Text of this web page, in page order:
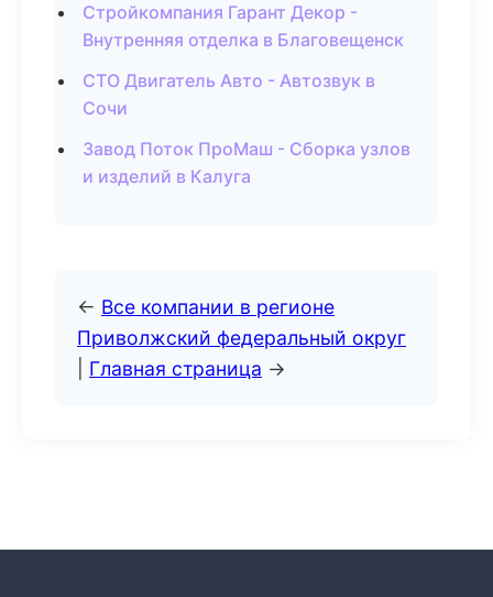
Стройкомпания Гарант Декор -
Внутренняя отделка в Благовещенск
СТО Двигатель Авто - Автозвук в
Сочи
Завод Поток ПроМаш - Сборка узлов
и изделий в Калуга
← Все компании в регионе
Приволжский федеральный округ
Главная страница →